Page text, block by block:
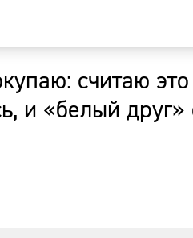
считаю
и «белый друг»
Главная